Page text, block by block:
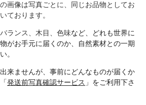
画像は写真ごとに、同じお品物としてお
ております。
ランス、木目、色味など、どれも世界に
がお手元に届くのか、自然素材との一期
。
来ませんが、事前にどんなものが届くか
発送前写真確認サービス 」をご利用下さ